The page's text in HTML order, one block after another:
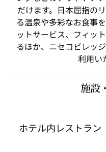
だけます。日本屈指の
る温泉や多彩なお食事
ットサービス、フィッ
るほか、ニセコビレッ
利用い
施設
ホテル内レストラン